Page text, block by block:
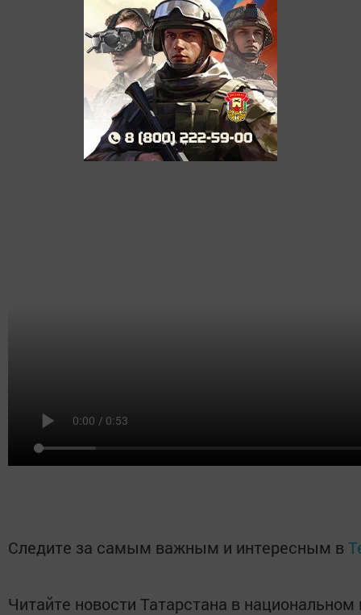
Следите за самым важным и интересным в
Читайте новости Татарстана в